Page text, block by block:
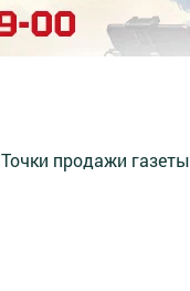
Точки продажи газеты